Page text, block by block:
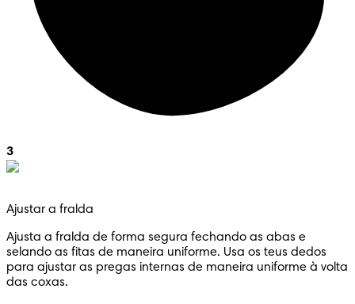
3
Ajustar a fralda
Ajusta a fralda de forma segura fechando as abas e
selando as fitas de maneira uniforme. Usa os teus dedos
para ajustar as pregas internas de maneira uniforme à volta
das coxas.